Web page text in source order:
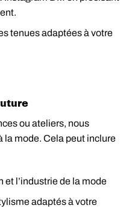
tenues adaptées à votre
ou ateliers, nous
la mode. Cela peut inclure
et l’industrie de la mode
adaptés à votre